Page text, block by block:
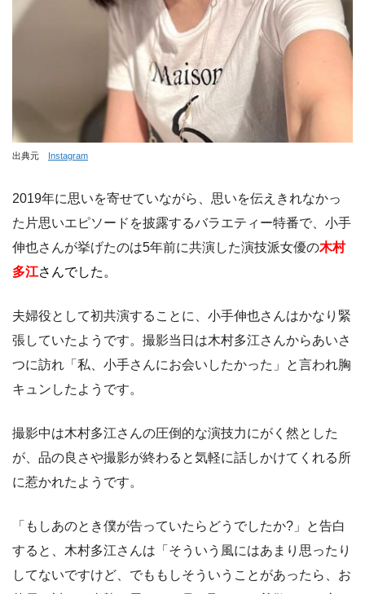
出典元 Instagram
2019年に思いを寄せていながら、思いを伝えきれなかっ
た片思いエピソードを披露するバラエティー特番で、小手
伸也さんが挙げたのは5年前に共演した演技派女優の木村
多江さんでした。
夫婦役として初共演することに、小手伸也さんはかなり緊
張していたようです。撮影当日は木村多江さんからあいさ
つに訪れ「私、小手さんにお会いしたかった」と言われ胸
キュンしたようです。
撮影中は木村多江さんの圧倒的な演技力にがく然とした
が、品の良さや撮影が終わると気軽に話しかけてくれる所
に惹かれたようです。
「もしあのとき僕が告っていたらどうでしたか?」と告白
すると、木村多江さんは「そういう風にはあまり思ったり
してないですけど、でももしそういうことがあったら、お